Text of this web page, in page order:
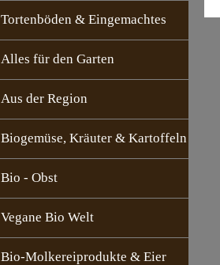
Tortenböden & Eingemachtes
Alles für den Garten
Aus der Region
Biogemüse, Kräuter & Kartoffeln
Bio - Obst
Vegane Bio Welt
Bio-Molkereiprodukte & Eier